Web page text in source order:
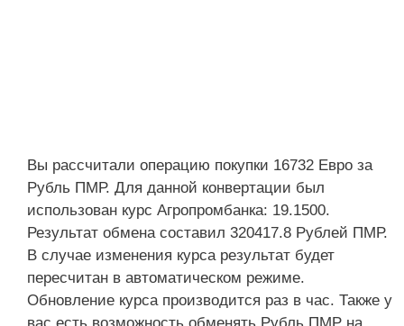
Вы рассчитали операцию покупки 16732 Евро за
Рубль ПМР. Для данной конвертации был
использован курс Агропромбанка: 19.1500.
Результат обмена составил 320417.8 Рублей ПМР.
В случае изменения курса результат будет
пересчитан в автоматическом режиме.
Обновление курса производится раз в час. Также у